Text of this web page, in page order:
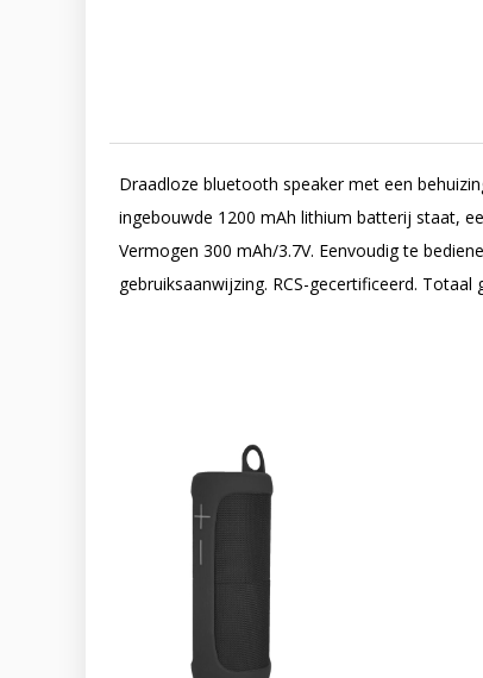
Draadloze bluetooth speaker met een
ingebouwde 1200 mAh lithium batterij staat,
Vermogen 300 mAh/3.7V. Eenvoudig te
gebruiksaanwijzing. RCS-gecertificeerd. Totaal